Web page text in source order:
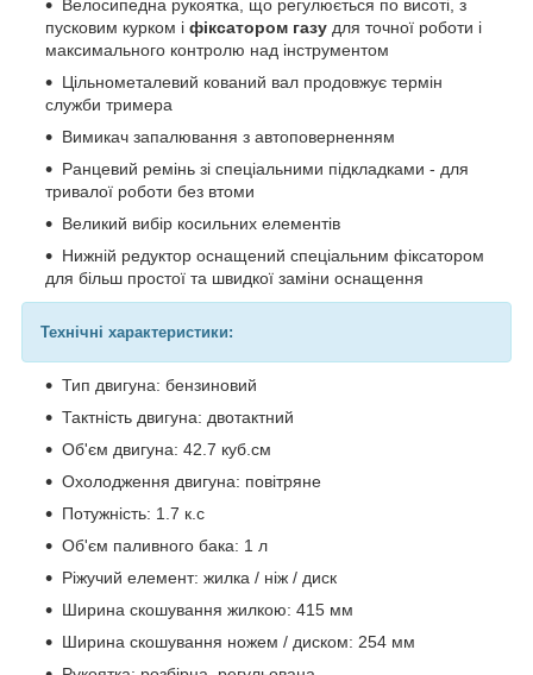
Велосипедна рукоятка, що регулюється по висоті, з
пусковим курком і фіксатором газу для точної роботи і
максимального контролю над інструментом
Цільнометалевий кований вал продовжує термін
служби тримера
Вимикач запалювання з автоповерненням
Ранцевий ремінь зі спеціальними підкладками - для
тривалої роботи без втоми
Великий вибір косильних елементів
Нижній редуктор оснащений спеціальним фіксатором
для більш простої та швидкої заміни оснащення
Технічні характеристики:
Тип двигуна: бензиновий
Тактність двигуна: двотактний
Об'єм двигуна: 42.7 куб.см
Охолодження двигуна: повітряне
Потужність: 1.7 к.с
Об'єм паливного бака: 1 л
Ріжучий елемент: жилка / ніж / диск
Ширина скошування жилкою: 415 мм
Ширина скошування ножем / диском: 254 мм